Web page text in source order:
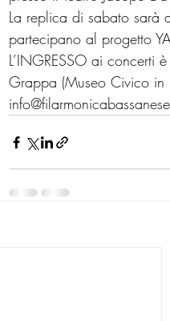
La replica di sabato sarà
partecipano al progetto
L’INGRESSO ai concerti
Grappa (Museo Civico